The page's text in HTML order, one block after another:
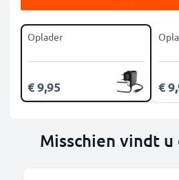
Oplader
€ 9,95 €
Misschien vindt